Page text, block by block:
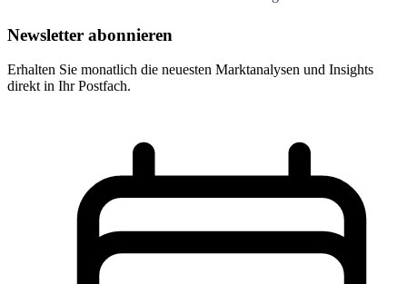
Newsletter abonnieren
Erhalten Sie monatlich die neuesten Marktanalysen und Insights
direkt in Ihr Postfach.